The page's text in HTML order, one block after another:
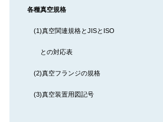
各種真空規格
(1)真空関連規格とJISとISO
との対応表
(2)真空フランジの規格
(3)真空装置用図記号